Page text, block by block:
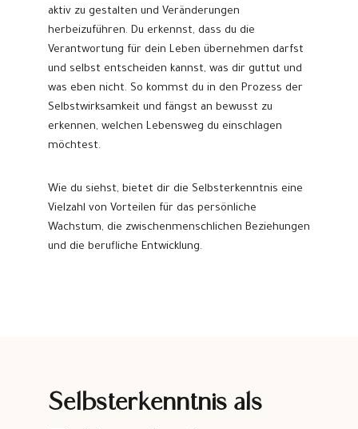
aktiv zu gestalten und Veränderungen
herbeizuführen. Du erkennst, dass du die
Verantwortung für dein Leben übernehmen darfst
und selbst entscheiden kannst, was dir guttut und
was eben nicht. So kommst du in den Prozess der
Selbstwirksamkeit und fängst an bewusst zu
erkennen, welchen Lebensweg du einschlagen
möchtest.
Wie du siehst, bietet dir die Selbsterkenntnis eine
Vielzahl von Vorteilen für das persönliche
Wachstum, die zwischenmenschlichen Beziehungen
und die berufliche Entwicklung.
Selbsterkenntnis als